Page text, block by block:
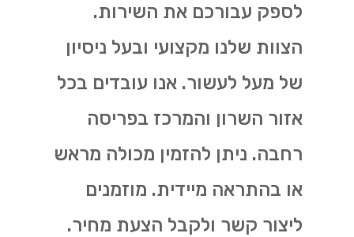
לספק עבורכם את השירות.
הצוות שלנו מקצועי ובעל ניסיון
של מעל לעשור. אנו עובדים בכל
אזור השרון והמרכז בפריסה
רחבה. ניתן להזמין מכולה מראש
או בהתראה מיידית. מוזמנים
ליצור קשר ולקבל הצעת מחיר.